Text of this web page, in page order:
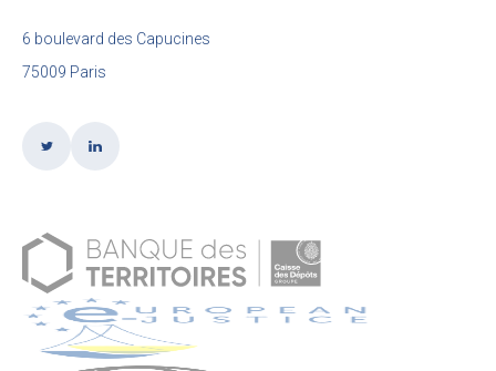
6 boulevard des Capucines
75009 Paris